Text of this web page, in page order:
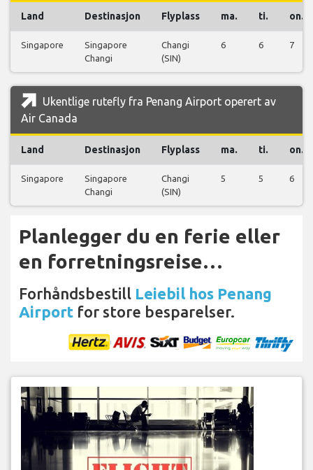
Land Destinasjon Flyplass ma. ti. on.
Singapore
Singapore
Changi
Changi
(SIN)
6 6 7
Ukentlige rutefly fra Penang Airport operert av
Air Canada
Land Destinasjon Flyplass ma. ti. on.
Singapore
Singapore
Changi
Changi
(SIN)
5 5 6
Planlegger du en ferie eller
en forretningsreise…
Forhåndsbestill Leiebil hos Penang
Airport for store besparelser.